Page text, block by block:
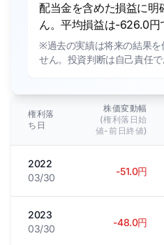
配当金を含めた損益に明
ん。平均損益は-626.0円
※過去の実績は将来の結果を
せん。投資判断は自己責任で
権利落
ち日
株価変動幅
(権利落日始
値-前日終値)
2022
03/30
-51.0円
2023
03/30
-48.0円